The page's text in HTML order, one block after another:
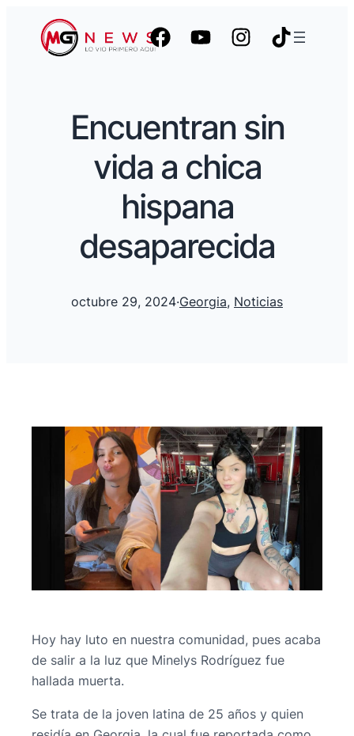
Encuentran sin
vida a chica
hispana
desaparecida
octubre 29, 2024·Georgia, Noticias
Hoy hay luto en nuestra comunidad, pues acaba
de salir a la luz que Minelys Rodríguez fue
hallada muerta.
Se trata de la joven latina de 25 años y quien